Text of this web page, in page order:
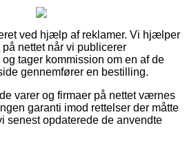
ved hjælp af reklamer. Vi hjælper
nettet når vi publicerer
tager kommission om en af de
gennemfører en bestilling.
varer og firmaer på nettet værnes
garanti imod rettelser der måtte
senest opdaterede de anvendte